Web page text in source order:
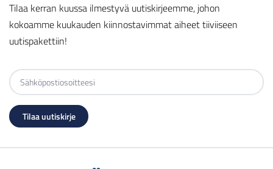
Tilaa kerran kuussa ilmestyvä uutiskirjeemme, johon
kokoamme kuukauden kiinnostavimmat aiheet tiiviiseen
uutispakettiin!